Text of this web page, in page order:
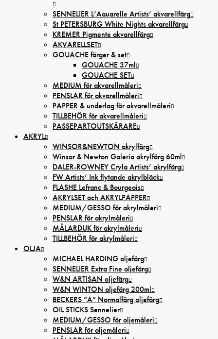
SENNELIER L’Aquarelle Artists’ akvarellfärg
St PETERSBURG White Nights akvarellfärg
KREMER Pigmente akvarellfärg
AKVARELLSET
GOUACHE färger & set
GOUACHE 37ml
GOUACHE SET
MEDIUM för akvarellmåleri
PENSLAR för akvarellmåleri
PAPPER & underlag för akvarellmåleri
TILLBEHÖR för akvarellmåleri
PASSEPARTOUTSKÄRARE
AKRYL
WINSOR&NEWTON akrylfärg
Winsor & Newton Galeria akrylfärg 60ml
DALER-ROWNEY Cryla Artists’ akrylfärg
FW Artists’ Ink flytande akrylbläck
FLASHE Lefranc & Bourgeois
AKRYLSET och AKRYLPAPPER
MEDIUM/GESSO för akrylmåleri
PENSLAR för akrylmåleri
MÅLARDUK för akrylmåleri
TILLBEHÖR för akrylmåleri
OLJA
MICHAEL HARDING oljefärg
SENNELIER Extra Fine oljefärg
W&N ARTISAN oljefärg
W&N WINTON oljefärg 200ml
BECKERS ”A” Normalfärg oljefärg
OIL STICKS Sennelier
MEDIUM/GESSO för oljemåleri
PENSLAR för oljemåleri